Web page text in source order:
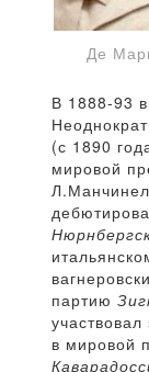
Де
В 1888-93
(с 1890
мировой
партию
в мировой